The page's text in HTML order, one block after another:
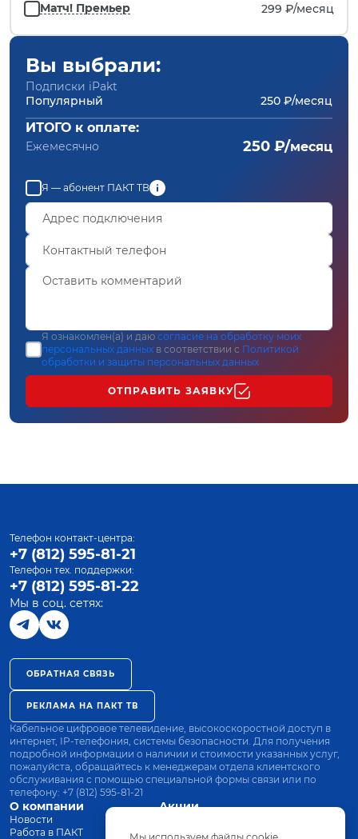
Матч! Премьер 299 ₽/месяц
Вы выбрали:
Подписки iPakt
Популярный
250 ₽/месяц
ИТОГО к оплате:
Ежемесячно 250 ₽/месяц
Я — абонент ПАКТ ТВ
Я ознакомлен(а) и даю согласие на обработку моих
персональных данных в соответствии с Политикой
обработки и защиты персональных данных
ОТПРАВИТЬ ЗАЯВКУ
О компании
Новости
Работа в ПАКТ
Акции
Оплата
Телефон контакт-центра:
+7 (812) 595-81-21
Телефон тех. поддержки:
+7 (812) 595-81-22
Мы в соц. сетях:
ОБРАТНАЯ СВЯЗЬ
РЕКЛАМА НА ПАКТ ТВ
Кабельное цифровое телевидение, высокоскоростной доступ в
интернет, IP-телефония, системы безопасности. Для получения
подробной информации о наличии и стоимости указанных услуг,
пожалуйста, обращайтесь к менеджерам отдела клиентского
обслуживания с помощью специальной формы связи или по
телефону: +7 (812) 595-81-21